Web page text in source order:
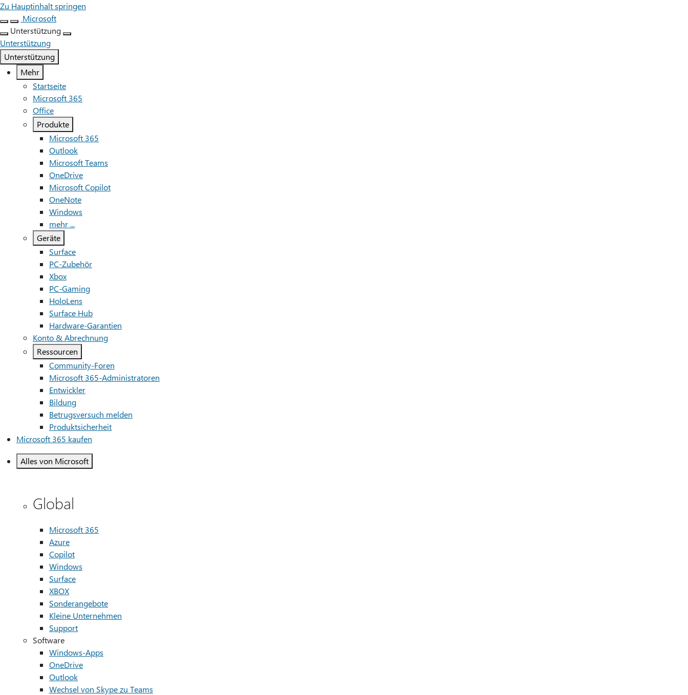
Zu Hauptinhalt springen
Microsoft
Unterstützung
Unterstützung
Unterstützung
Mehr
Startseite
Microsoft 365
Office
Produkte
Microsoft 365
Outlook
Microsoft Teams
OneDrive
Microsoft Copilot
OneNote
Windows
mehr ...
Geräte
Surface
PC-Zubehör
Xbox
PC-Gaming
HoloLens
Surface Hub
Hardware-Garantien
Konto & Abrechnung
Ressourcen
Community-Foren
Microsoft 365-Administratoren
Entwickler
Bildung
Betrugsversuch melden
Produktsicherheit
Microsoft 365 kaufen
Alles von Microsoft
Global
Microsoft 365
Azure
Copilot
Windows
Surface
XBOX
Sonderangebote
Kleine Unternehmen
Support
Software
Windows-Apps
OneDrive
Outlook
Wechsel von Skype zu Teams